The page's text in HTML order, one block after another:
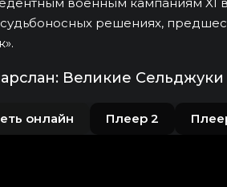
военным кампаниям XI
судьбоносных решениях,
Великие
онлайн Плеер 2